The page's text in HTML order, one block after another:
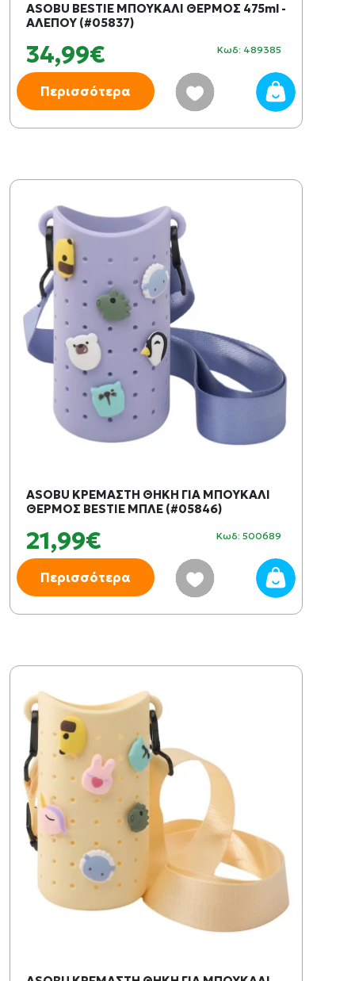
ASOBU BESTIE ΜΠΟΥΚΑΛΙ ΘΕΡΜΟΣ 475ml -
ΑΛΕΠΟΥ (#05837)
34,99€ Κωδ: 489385
Περισσότερα
ASOBU ΚΡΕΜΑΣΤΗ ΘΗΚΗ ΓΙΑ ΜΠΟΥΚΑΛΙ
ΘΕΡΜΟΣ BESTIE ΜΠΛΕ (#05846)
21,99€ Κωδ: 500689
Περισσότερα